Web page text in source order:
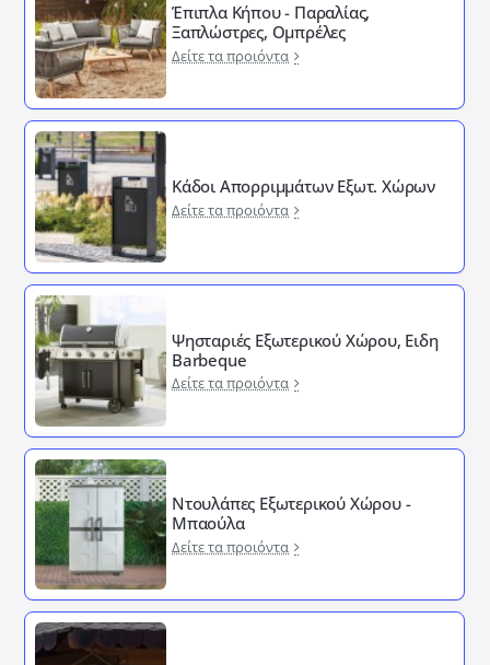
Έπιπλα Κήπου - Παραλίας,
Ξαπλώστρες, Ομπρέλες
Δείτε τα προιόντα
Κάδοι Απορριμμάτων Εξωτ. Χώρων
Δείτε τα προιόντα
Ψησταριές Εξωτερικού Χώρου, Ειδη
Barbeque
Δείτε τα προιόντα
Ντουλάπες Εξωτερικού Χώρου -
Μπαούλα
Δείτε τα προιόντα